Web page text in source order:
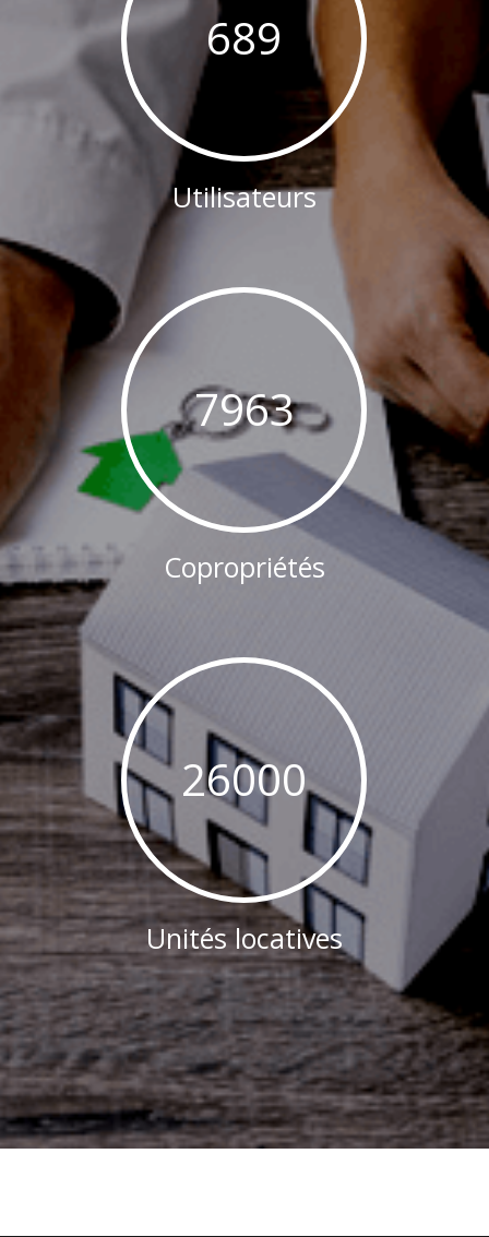
689
Utilisateurs
7963
Copropriétés
26000
Unités locatives